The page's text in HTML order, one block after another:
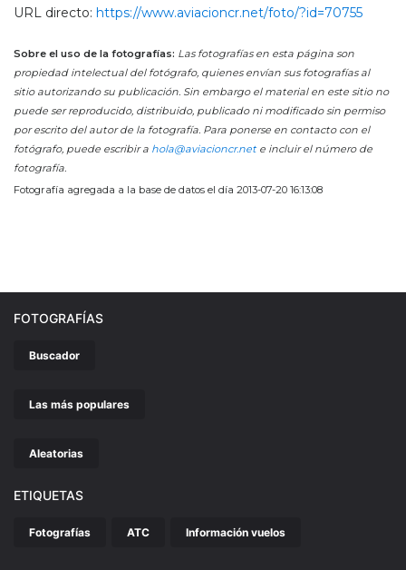
URL directo: https://www.aviacioncr.net/foto/?id=70755
Sobre el uso de la fotografías: Las fotografías en esta página son
propiedad intelectual del fotógrafo, quienes envían sus fotografías al
sitio autorizando su publicación. Sin embargo el material en este sitio no
puede ser reproducido, distribuido, publicado ni modificado sin permiso
por escrito del autor de la fotografía. Para ponerse en contacto con el
fotógrafo, puede escribir a hola@aviacioncr.nete incluir el número de
fotografía.
Fotografía agregada a la base de datos el día 2013-07-20 16:13:08
FOTOGRAFÍAS
Buscador
Las más populares
Aleatorias
ETIQUETAS
Fotografías ATC Información vuelos